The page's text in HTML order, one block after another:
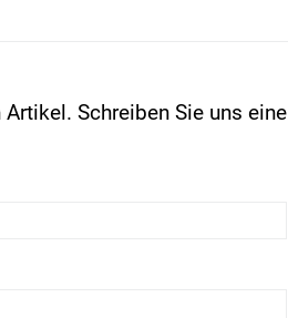
Schreiben Sie uns eine